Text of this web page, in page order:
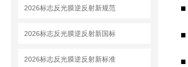
2026标志反光膜逆反射新规范
2026标志反光膜逆反射新国标
2026标志反光膜逆反射新标准
■
■
■